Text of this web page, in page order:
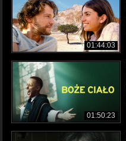
01:44:03
01:50:23